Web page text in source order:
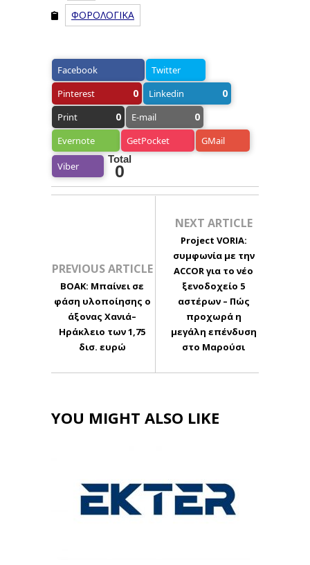
ΦΟΡΟΛΟΓΙΚΑ
Facebook
Twitter
Pinterest
0 Linkedin 0
Print 0 E-mail 0
Evernote GetPocket GMail
Viber
Total
0
PREVIOUS ARTICLE
ΒΟΑΚ: Μπαίνει σε
φάση υλοποίησης ο
άξονας Χανιά–
Ηράκλειο των 1,75
δισ. ευρώ
NEXT ARTICLE
Project VORIA:
συμφωνία με την
ACCOR για το νέο
ξενοδοχείο 5
αστέρων – Πώς
προχωρά η
μεγάλη επένδυση
στο Μαρούσι
YOU MIGHT ALSO LIKE